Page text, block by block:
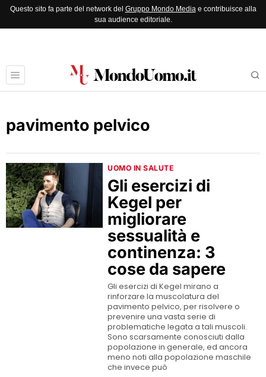
Questo sito fa parte del network del Gruppo Mondo Mediae contribuisce alla
sua audience editoriale.
pavimento pelvico
UOMO IN SALUTE
Gli esercizi di
Kegel per
migliorare
sessualità e
continenza: 3
cose da sapere
Gli esercizi di Kegel mirano a
rinforzare la muscolatura del
pavimento pelvico, per risolvere o
prevenire una vasta serie di
problematiche legata a tali muscoli.
Sono scarsamente conosciuti dalla
popolazione in generale, ed ancora
meno noti alla popolazione maschile
che invece può